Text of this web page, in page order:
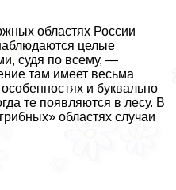
областях России
целые
судя по всему, —
там имеет весьма
и буквально
те появляются в лесу. В
областях случаи